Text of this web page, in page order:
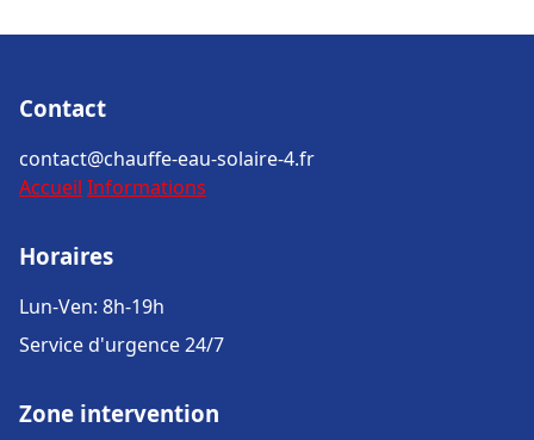
Contact
contact@chauffe-eau-solaire-4.fr
Accueil Informations
Horaires
Lun-Ven: 8h-19h
Service d'urgence 24/7
Zone intervention